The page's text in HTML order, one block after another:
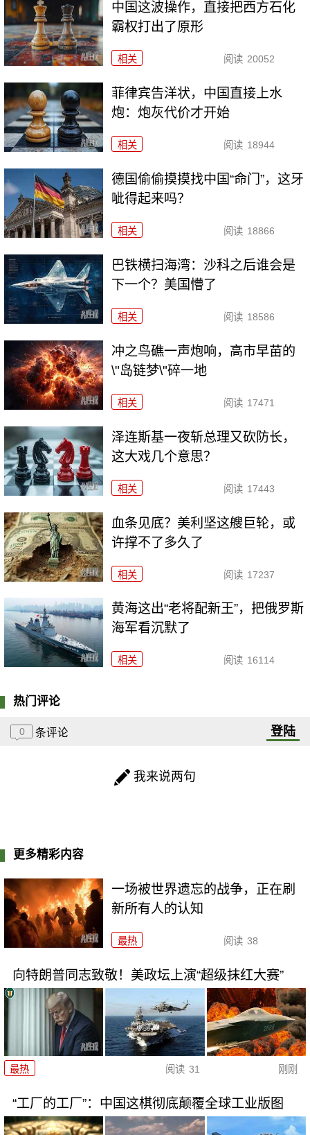
中国这波操作，直接把西方石化
霸权打出了原形
相关 阅读 20052
菲律宾告洋状，中国直接上水
炮：炮灰代价才开始
相关 阅读 18944
德国偷偷摸摸找中国“命门”，这牙
呲得起来吗？
相关 阅读 18866
巴铁横扫海湾：沙科之后谁会是
下一个？美国懵了
相关 阅读 18586
冲之鸟礁一声炮响，高市早苗的
\"岛链梦\"碎一地
相关 阅读 17471
泽连斯基一夜斩总理又砍防长，
这大戏几个意思？
相关 阅读 17443
血条见底？美利坚这艘巨轮，或
许撑不了多久了
相关 阅读 17237
黄海这出“老将配新王”，把俄罗斯
海军看沉默了
相关 阅读 16114
热门评论
0 条评论 登陆
我来说两句
更多精彩内容
一场被世界遗忘的战争，正在刷
新所有人的认知
最热 阅读 38
向特朗普同志致敬！美政坛上演“超级抹红大赛”
最热 阅读 31 刚刚
“工厂的工厂”：中国这棋彻底颠覆全球工业版图